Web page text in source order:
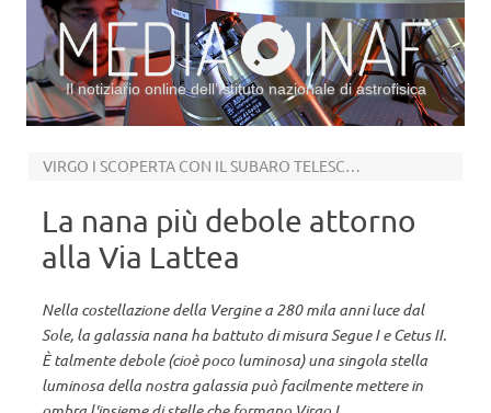
Il notiziario online dell’Istituto nazionale di astrofisica
VIRGO I SCOPERTA CON IL SUBARO TELESCOPE
La nana più debole attorno
alla Via Lattea
Nella costellazione della Vergine a 280 mila anni luce dal
Sole, la galassia nana ha battuto di misura Segue I e Cetus II.
È talmente debole (cioè poco luminosa) una singola stella
luminosa della nostra galassia può facilmente mettere in